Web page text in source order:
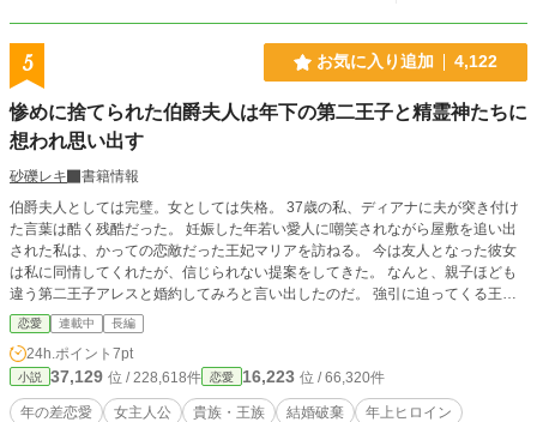
5 お気に入り追加 4,122
惨めに捨てられた伯爵夫人は年下の第二王子と精霊神たちに
想われ思い出す
砂礫レキ
書籍情報
伯爵夫人としては完璧。女としては失格。 37歳の私、ディアナに夫が突き付け
た言葉は酷く残酷だった。 妊娠した年若い愛人に嘲笑されながら屋敷を追い出
された私は、かっての恋敵だった王妃マリアを訪ねる。 今は友人となった彼女
は私に同情してくれたが、信じられない提案をしてきた。 なんと、親子ほども
違う第二王子アレスと婚約してみろと言い出したのだ。 強引に迫ってくる王子
を雷魔法で気絶させたら彼を慕っていた侍女が襲い掛かってきて……？ 理不尽
な離縁を切っ掛けに非日常に足を踏み入れるディアナと、それを取り巻く人々や
精霊の話です。 アレス王子との年齢差ありの恋愛要素もあります。
恋愛 連載中 長編
24h.ポイント 7pt
小説 37,129 位 / 228,618件 恋愛 16,223 位 / 66,320件
年の差恋愛 女主人公 貴族・王族 結婚破棄
年上ヒロイン